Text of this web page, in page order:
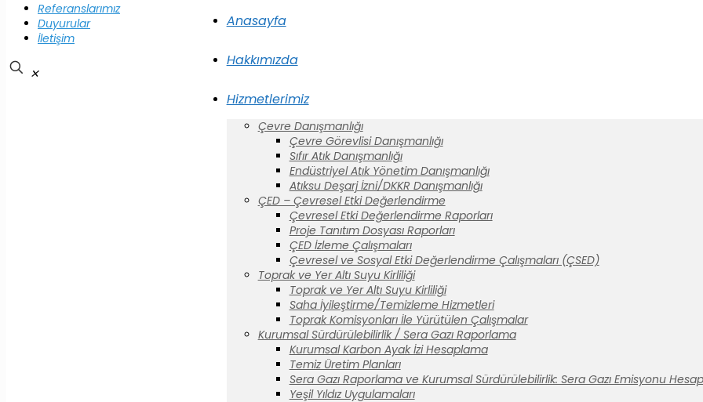
Anasayfa
Hakkımızda
Hizmetlerimiz
Çevre Danışmanlığı
Çevre Görevlisi Danışmanlığı
Sıfır Atık Danışmanlığı
Endüstriyel Atık Yönetim Danışmanlığı
Atıksu Deşarj İzni/DKKR Danışmanlığı
ÇED – Çevresel Etki Değerlendirme
Çevresel Etki Değerlendirme Raporları
Proje Tanıtım Dosyası Raporları
ÇED İzleme Çalışmaları
Çevresel ve Sosyal Etki Değerlendirme Çalışmaları (ÇSED)
Toprak ve Yer Altı Suyu Kirliliği
Toprak ve Yer Altı Suyu Kirliliği
Saha İyileştirme/Temizleme Hizmetleri
Toprak Komisyonları İle Yürütülen Çalışmalar
Kurumsal Sürdürülebilirlik / Sera Gazı Raporlama
Kurumsal Karbon Ayak İzi Hesaplama
Temiz Üretim Planları
Sera Gazı Raporlama ve Kurumsal Sürdürülebilirlik: Sera Gazı Emisyonu
Yeşil Yıldız Uygulamaları
Referanslarımız
Duyurular
İletişim
✕